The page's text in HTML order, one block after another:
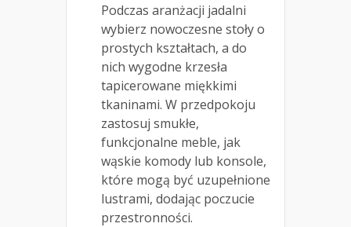
Podczas aranżacji jadalni
wybierz nowoczesne stoły o
prostych kształtach, a do
nich wygodne krzesła
tapicerowane miękkimi
tkaninami. W przedpokoju
zastosuj smukłe,
funkcjonalne meble, jak
wąskie komody lub konsole,
które mogą być uzupełnione
lustrami, dodając poczucie
przestronności.